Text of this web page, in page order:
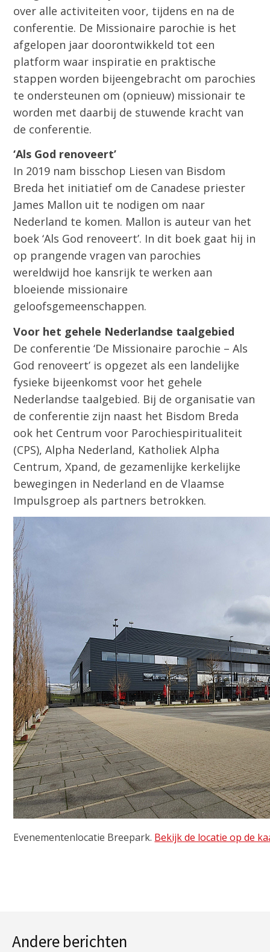
over alle activiteiten voor, tijdens en na de
conferentie. De Missionaire parochie is het
afgelopen jaar doorontwikkeld tot een
platform waar inspiratie en praktische
stappen worden bijeengebracht om parochies
te ondersteunen om (opnieuw) missionair te
worden met daarbij de stuwende kracht van
de conferentie.
‘Als God renoveert’
In 2019 nam bisschop Liesen van Bisdom
Breda het initiatief om de Canadese priester
James Mallon uit te nodigen om naar
Nederland te komen. Mallon is auteur van het
boek ‘Als God renoveert’. In dit boek gaat hij in
op prangende vragen van parochies
wereldwijd hoe kansrijk te werken aan
bloeiende missionaire
geloofsgemeenschappen.
Voor het gehele Nederlandse taalgebied
De conferentie ‘De Missionaire parochie – Als
God renoveert’ is opgezet als een landelijke
fysieke bijeenkomst voor het gehele
Nederlandse taalgebied. Bij de organisatie van
de conferentie zijn naast het Bisdom Breda
ook het Centrum voor Parochiespiritualiteit
(CPS), Alpha Nederland, Katholiek Alpha
Centrum, Xpand, de gezamenlijke kerkelijke
bewegingen in Nederland en de Vlaamse
Impulsgroep als partners betrokken.
Evenementenlocatie Breepark. Bekijk de locatie op de
Andere berichten